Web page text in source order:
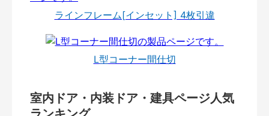
ラインフレーム[インセット] 4枚引違
L型コーナー間仕切
室内ドア・内装ドア・建具ページ人気